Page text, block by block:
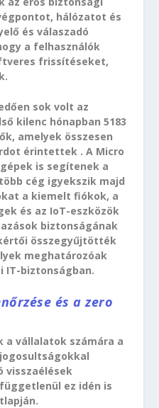
hálózatot és
és válaszadó
a felhasználók
frissítéseket,
sok volt az
kilenc hónapban 5183
amelyek összesen
érintettek . A Micro
is segítenek a
cég igyekszik majd
a kiemelt fiókok, a
és az IoT-eszközök
biztonságának
összegyűjtötték
meghatározóak
IT-biztonságban.
és a zero
a vállalatok számára a
visszaélések
ez idén is